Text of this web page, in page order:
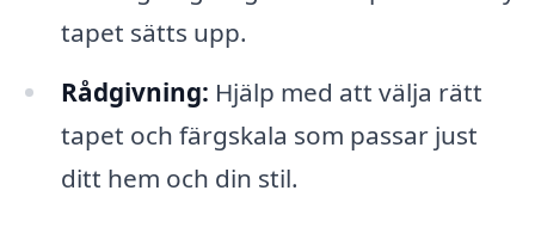
tapet sätts upp.
Rådgivning: Hjälp med att välja rätt
tapet och färgskala som passar just
ditt hem och din stil.